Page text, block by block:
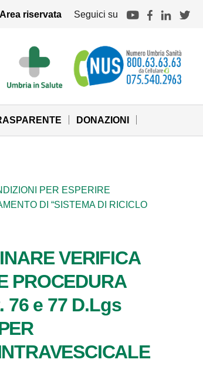
Area riservata Seguici su
DONAZIONI
PER ESPERIRE
DI “SISTEMA DI RICICLO
VERIFICA
PROCEDURA
76 e 77 D.Lgs